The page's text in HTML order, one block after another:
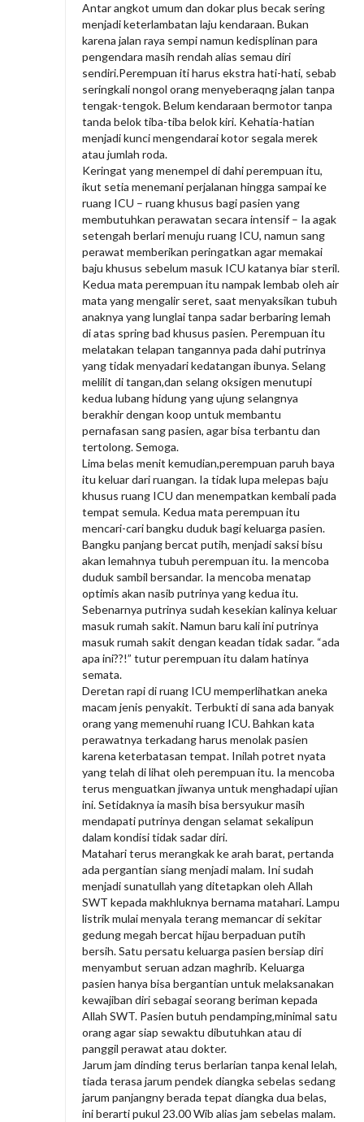
Antar angkot umum dan dokar plus becak sering
menjadi keterlambatan laju kendaraan. Bukan
karena jalan raya sempi namun kedisplinan para
pengendara masih rendah alias semau diri
sendiri.Perempuan iti harus ekstra hati-hati, sebab
seringkali nongol orang menyeberaqng jalan tanpa
tengak-tengok. Belum kendaraan bermotor tanpa
tanda belok tiba-tiba belok kiri. Kehatia-hatian
menjadi kunci mengendarai kotor segala merek
atau jumlah roda.
Keringat yang menempel di dahi perempuan itu,
ikut setia menemani perjalanan hingga sampai ke
ruang ICU – ruang khusus bagi pasien yang
membutuhkan perawatan secara intensif – Ia agak
setengah berlari menuju ruang ICU, namun sang
perawat memberikan peringatkan agar memakai
baju khusus sebelum masuk ICU katanya biar steril.
Kedua mata perempuan itu nampak lembab oleh air
mata yang mengalir seret, saat menyaksikan tubuh
anaknya yang lunglai tanpa sadar berbaring lemah
di atas spring bad khusus pasien. Perempuan itu
melatakan telapan tangannya pada dahi putrinya
yang tidak menyadari kedatangan ibunya. Selang
melilit di tangan,dan selang oksigen menutupi
kedua lubang hidung yang ujung selangnya
berakhir dengan koop untuk membantu
pernafasan sang pasien, agar bisa terbantu dan
tertolong. Semoga.
Lima belas menit kemudian,perempuan paruh baya
itu keluar dari ruangan. Ia tidak lupa melepas baju
khusus ruang ICU dan menempatkan kembali pada
tempat semula. Kedua mata perempuan itu
mencari-cari bangku duduk bagi keluarga pasien.
Bangku panjang bercat putih, menjadi saksi bisu
akan lemahnya tubuh perempuan itu. Ia mencoba
duduk sambil bersandar. Ia mencoba menatap
optimis akan nasib putrinya yang kedua itu.
Sebenarnya putrinya sudah kesekian kalinya keluar
masuk rumah sakit. Namun baru kali ini putrinya
masuk rumah sakit dengan keadan tidak sadar. “ada
apa ini??!” tutur perempuan itu dalam hatinya
semata.
Deretan rapi di ruang ICU memperlihatkan aneka
macam jenis penyakit. Terbukti di sana ada banyak
orang yang memenuhi ruang ICU. Bahkan kata
perawatnya terkadang harus menolak pasien
karena keterbatasan tempat. Inilah potret nyata
yang telah di lihat oleh perempuan itu. Ia mencoba
terus menguatkan jiwanya untuk menghadapi ujian
ini. Setidaknya ia masih bisa bersyukur masih
mendapati putrinya dengan selamat sekalipun
dalam kondisi tidak sadar diri.
Matahari terus merangkak ke arah barat, pertanda
ada pergantian siang menjadi malam. Ini sudah
menjadi sunatullah yang ditetapkan oleh Allah
SWT kepada makhluknya bernama matahari. Lampu
listrik mulai menyala terang memancar di sekitar
gedung megah bercat hijau berpaduan putih
bersih. Satu persatu keluarga pasien bersiap diri
menyambut seruan adzan maghrib. Keluarga
pasien hanya bisa bergantian untuk melaksanakan
kewajiban diri sebagai seorang beriman kepada
Allah SWT. Pasien butuh pendamping,minimal satu
orang agar siap sewaktu dibutuhkan atau di
panggil perawat atau dokter.
Jarum jam dinding terus berlarian tanpa kenal lelah,
tiada terasa jarum pendek diangka sebelas sedang
jarum panjangny berada tepat diangka dua belas,
ini berarti pukul 23.00 Wib alias jam sebelas malam.